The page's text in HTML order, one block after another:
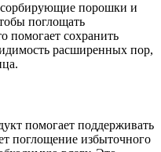
порошки и
поглощать
помогает сохранить
расширенных пор,
помогает поддерживать
поглощение избыточного